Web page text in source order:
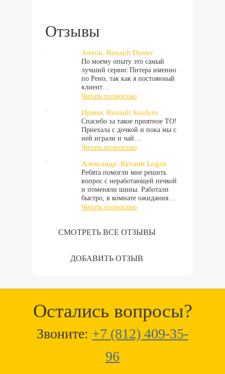
Отзывы
Антон. Renault Duster
По моему опыту это самый
лучший сервис Питера именно
по Рено, так как я постоянный
клиент…
Читать полностью
Ирина. Renault Sandero
Спасибо за такое приятное ТО!
Приехала с дочкой и пока мы с
ней играли и чай…
Читать полностью
Александр. Renault Logan
Ребята помогли мне решить
вопрос с неработающей печкой
и поменяли шины. Работали
быстро, в комнате ожидания…
Читать полностью
СМОТРЕТЬ ВСЕ ОТЗЫВЫ
ДОБАВИТЬ ОТЗЫВ
Остались вопросы?
Звоните: +7 (812) 409-35-
96